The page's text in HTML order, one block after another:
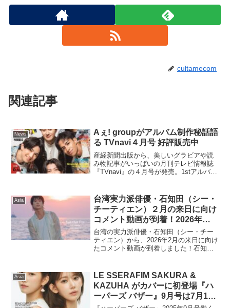
cultamecom
関連記事
News
Aぇ! groupがアルバム制作秘話語
る TVnavi４月号 好評販売中
産経新聞出版から、美しいグラビアや読
み物記事がいっぱいの月刊テレビ情報誌
『TVnavi』の４月号が発売。1stアルバム
などをインタビューしました。【TVnavi
公...
Asia
台湾実力派俳優・石知田（シー・
チーティエン）２月の来日に向け
コメント動画が到着！2026年２
月22日カレンダーお渡し会2次募
集受付中！2月23日ファンミーテ
ィングはプレイガイド先行受付
台湾の実力派俳優・石知田（シー・チー
ティエン）から、2026年2月の来日に向け
たコメント動画が到着しました！石知田
お渡し会』、そし...
Asia
LE SSERAFIM SAKURA &
KAZUHA がカバーに初登場『ハ
ーパーズ バザー』9月号は7月18
日発売